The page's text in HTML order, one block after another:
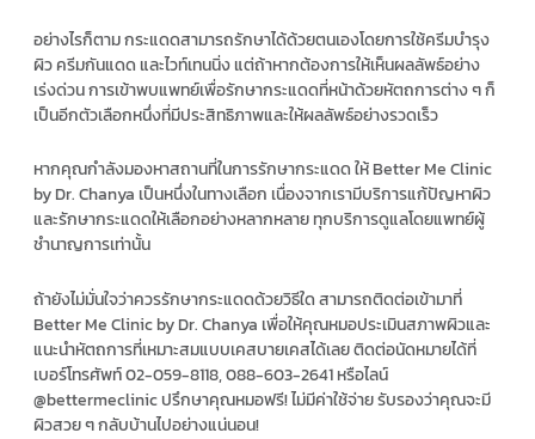
อย่างไรก็ตาม กระแดดสามารถรักษาได้ด้วยตนเองโดยการใช้ครีมบำรุง
ผิว ครีมกันแดด และไวท์เทนนิ่ง แต่ถ้าหากต้องการให้เห็นผลลัพธ์อย่าง
เร่งด่วน การเข้าพบแพทย์เพื่อรักษากระแดดที่หน้าด้วยหัตถการต่าง ๆ ก็
เป็นอีกตัวเลือกหนึ่งที่มีประสิทธิภาพและให้ผลลัพธ์อย่างรวดเร็ว
หากคุณกำลังมองหาสถานที่ในการรักษากระแดด ให้ Better Me Clinic
by Dr. Chanya เป็นหนึ่งในทางเลือก เนื่องจากเรามีบริการแก้ปัญหาผิว
และรักษากระแดดให้เลือกอย่างหลากหลาย ทุกบริการดูแลโดยแพทย์ผู้
ชำนาญการเท่านั้น
ถ้ายังไม่มั่นใจว่าควรรักษากระแดดด้วยวิธีใด สามารถติดต่อเข้ามาที่
Better Me Clinic by Dr. Chanya เพื่อให้คุณหมอประเมินสภาพผิวและ
แนะนำหัตถการที่เหมาะสมแบบเคสบายเคสได้เลย ติดต่อนัดหมายได้ที่
เบอร์โทรศัพท์ 02-059-8118, 088-603-2641 หรือไลน์
@bettermeclinic ปรึกษาคุณหมอฟรี! ไม่มีค่าใช้จ่าย รับรองว่าคุณจะมี
ผิวสวย ๆ กลับบ้านไปอย่างแน่นอน!